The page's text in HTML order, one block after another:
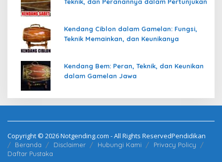
Kendang Ciblon dalam Gamelan: Fungsi,
Teknik Memainkan, dan Keunikanya
Kendang Bem: Peran, Teknik, dan Keunikan
dalam Gamelan Jawa
Copyright © 2026 Notgending.com - All Rights ReservedPendidikan
Beranda Disclaimer Hubungi Kami
Privacy Policy
Daftar Pustaka